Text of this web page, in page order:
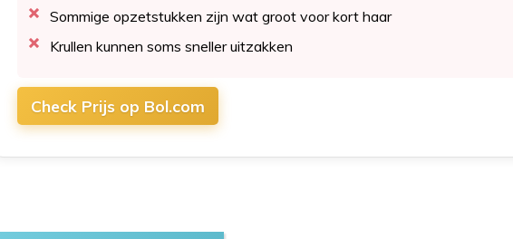
Sommige opzetstukken zijn wat groot voor kort haar
Krullen kunnen soms sneller uitzakken
Check Prijs op Bol.com